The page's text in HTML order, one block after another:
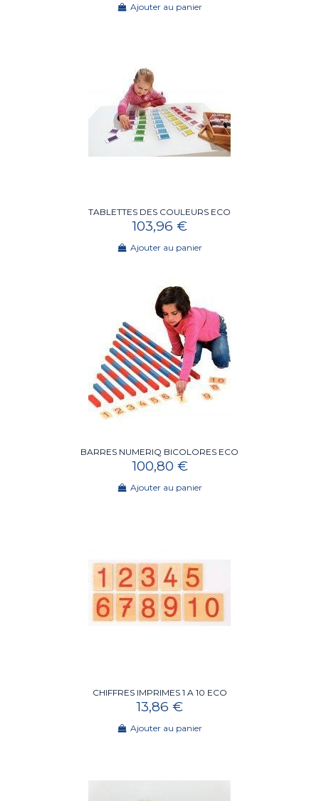
Ajouter au panier
TABLETTES DES COULEURS ECO
103,96 €
Ajouter au panier
BARRES NUMERIQ BICOLORES ECO
100,80 €
Ajouter au panier
CHIFFRES IMPRIMES 1 A 10 ECO
13,86 €
Ajouter au panier